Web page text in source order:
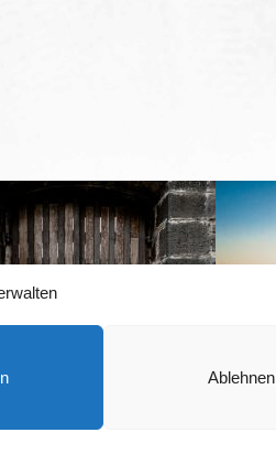
Ablehnen
– ALWINA &